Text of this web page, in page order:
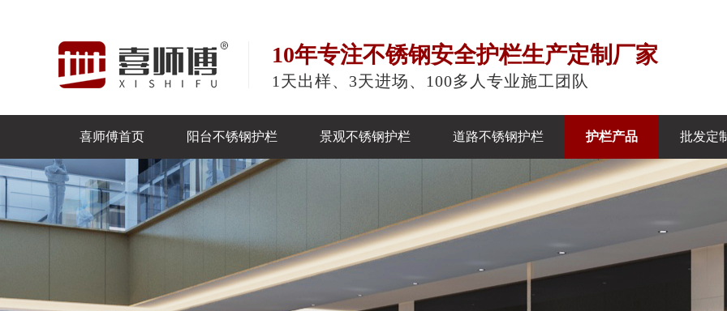
10年专注不锈钢安全护栏生产定制厂家
1天出样、3天进场、100多人专业施工团队
喜师傅首页 阳台不锈钢护栏 景观不锈钢护栏 道路不锈钢护栏 护栏产品 批发定